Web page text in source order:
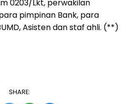
0203/Lkt, perwakilan
pimpinan Bank, para
Asisten dan staf ahli. (**)
SHARE: